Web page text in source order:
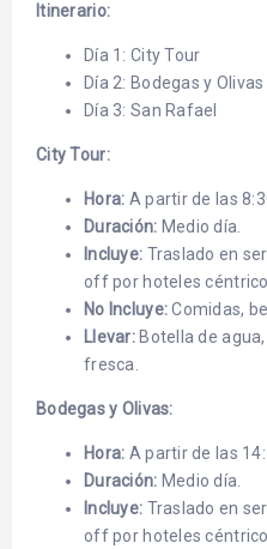
Itinerario:
Día 1: City Tour
Día 2: Bodegas y Olivas
Día 3: San Rafael
City Tour:
Hora: A partir de las
Duración: Medio día.
Incluye: Traslado en
off por hoteles
No Incluye:Comidas,
Llevar:Botella de
fresca.
Bodegas y Olivas:
Hora: A partir de las
Duración: Medio día.
Incluye: Traslado en
off por hoteles